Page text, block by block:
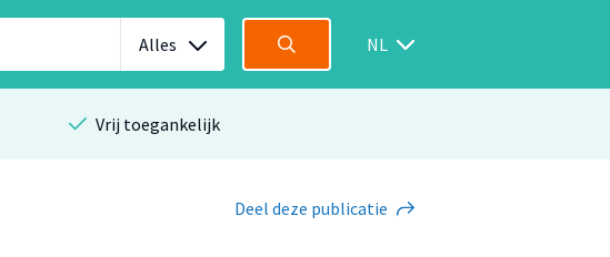
Alles NL
Vrij toegankelijk
Deel deze publicatie